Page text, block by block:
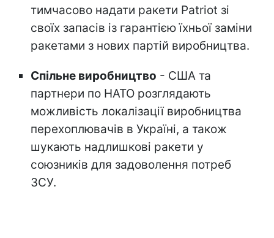
тимчасово надати ракети Patriot зі
своїх запасів із гарантією їхньої заміни
ракетами з нових партій виробництва.
Спільне виробництво - США та
партнери по НАТО розглядають
можливість локалізації виробництва
перехоплювачів в Україні, а також
шукають надлишкові ракети у
союзників для задоволення потреб
ЗСУ.